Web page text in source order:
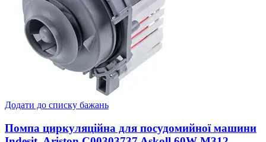
Додати до списку бажань
Помпа циркуляційна для посудомийної машини